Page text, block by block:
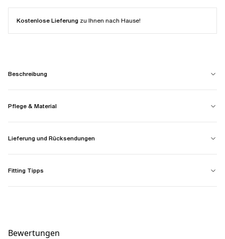
Kostenlose Lieferung zu Ihnen nach Hause!
Beschreibung
Pflege & Material
Lieferung und Rücksendungen
Fitting Tipps
Bewertungen